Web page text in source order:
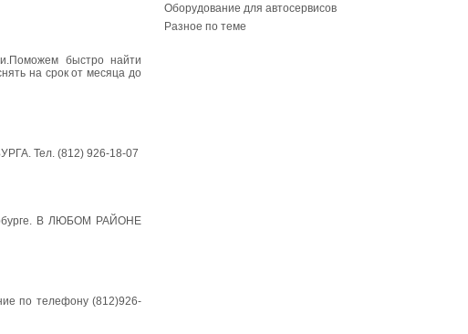
быстро найти
на срок от месяца до
Тел. (812) 926-18-07
В ЛЮБОМ РАЙОНЕ
по телефону (812)926-
Оборудование для автосервисов
Разное по теме